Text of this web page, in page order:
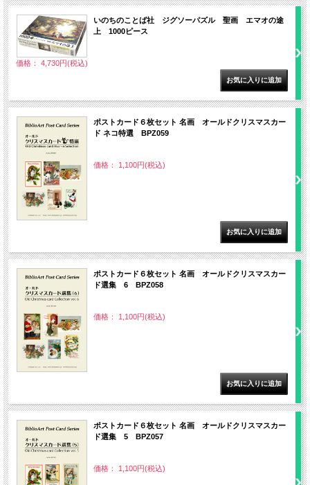
いのちのことば社 ジグソーパズル 聖画 エマオの途
上 1000ピース
価格： 4,730円(税込)
ポストカード６枚セット 名画 オールドクリスマスカー
ド ネコ特選 BPZ059
価格： 1,100円(税込)
ポストカード６枚セット 名画 オールドクリスマスカー
ド選集 6 BPZ058
価格： 1,100円(税込)
ポストカード６枚セット 名画 オールドクリスマスカー
ド選集 5 BPZ057
価格： 1,100円(税込)